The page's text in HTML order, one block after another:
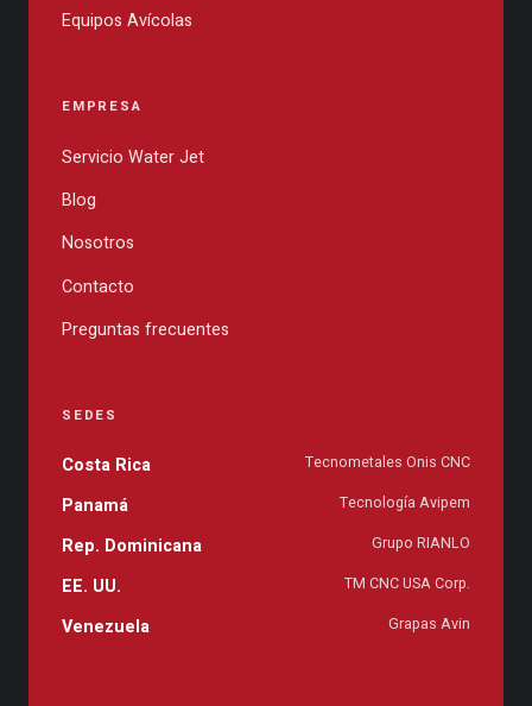
Equipos Avícolas
EMPRESA
Servicio Water Jet
Blog
Nosotros
Contacto
Preguntas frecuentes
SEDES
Costa Rica Tecnometales Onis CNC
Panamá Tecnología Avipem
Rep. Dominicana Grupo RIANLO
EE. UU. TM CNC USA Corp.
Venezuela Grapas Avin